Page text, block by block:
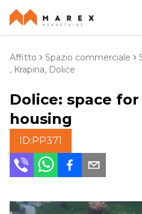
Affitto Spazio commerciale
, Krapina, Doliće
Dolice: space
housing
ID:PP371